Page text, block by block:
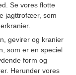
Se vores flotte
jagttrofæer, som
gevirer og kranier
som er en speciel
form og
Herunder vores